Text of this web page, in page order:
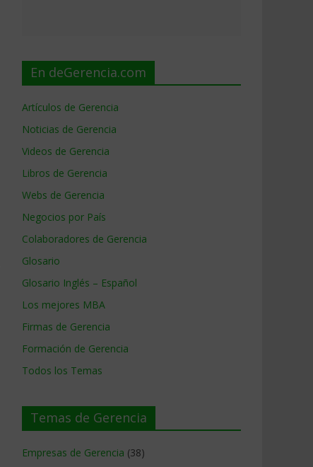
En deGerencia.com
Artículos de Gerencia
Noticias de Gerencia
Videos de Gerencia
Libros de Gerencia
Webs de Gerencia
Negocios por País
Colaboradores de Gerencia
Glosario
Glosario Inglés – Español
Los mejores MBA
Firmas de Gerencia
Formación de Gerencia
Todos los Temas
Temas de Gerencia
Empresas de Gerencia (38)